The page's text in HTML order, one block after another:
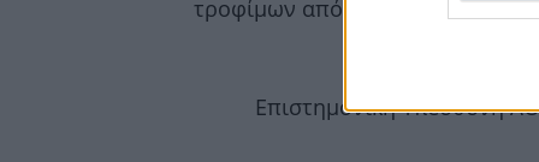
τροφίμων από όλες τις ομάδες.
Κλινική
Επιστημονική Υπεύθυνη